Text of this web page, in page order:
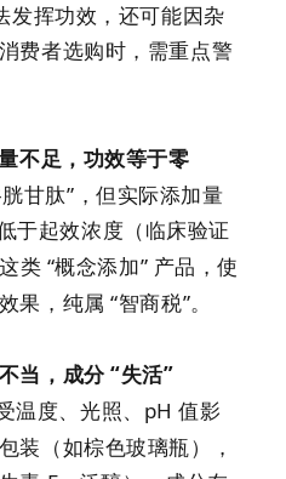
发挥功效，还可能因杂
费者选购时，需重点警
不足，功效等于零
胱甘肽”，但实际添加量
于起效浓度（临床验证
类 “概念添加” 产品，使
，纯属 “智商税”。
当，成分 “失活”
温度、光照、 pH值影
装（如棕色玻璃瓶），